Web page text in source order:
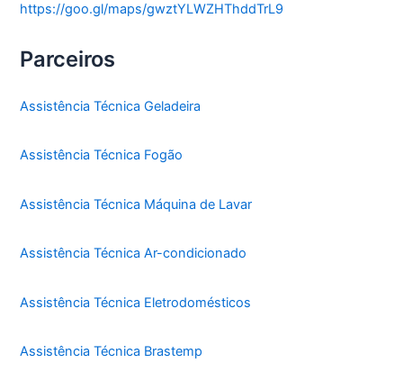
https://goo.gl/maps/gwztYLWZHThddTrL9
Parceiros
Assistência Técnica Geladeira
Assistência Técnica Fogão
Assistência Técnica Máquina de Lavar
Assistência Técnica Ar-condicionado
Assistência Técnica Eletrodomésticos
Assistência Técnica Brastemp